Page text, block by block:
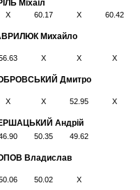
Міхаіл
X 60.17 X 60.42
Михайло
X X X
Дмитро
X X 52.95 X
Андрій
50.35 49.62
Владислав
50.02 X